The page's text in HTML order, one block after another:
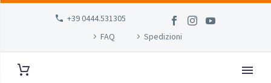
+39 0444.531305
FAQ
Spedizioni